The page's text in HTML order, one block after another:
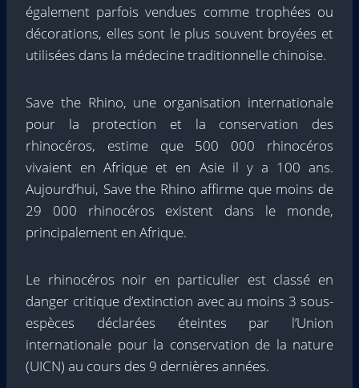
également parfois vendues comme trophées ou
décorations, elles sont le plus souvent broyées et
utilisées dans la médecine traditionnelle chinoise.
Save the Rhino, une organisation internationale
pour la protection et la conservation des
rhinocéros, estime que 500 000 rhinocéros
vivaient en Afrique et en Asie il y a 100 ans.
Aujourd’hui, Save the Rhino affirme que moins de
29 000 rhinocéros existent dans le monde,
principalement en Afrique.
Le rhinocéros noir en particulier est classé en
danger critique d’extinction avec au moins 3 sous-
espèces déclarées éteintes par l’Union
internationale pour la conservation de la nature
(UICN) au cours des 9 dernières années.